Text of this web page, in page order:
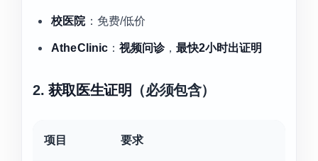
校医院：免费/低价
AtheClinic： 视频问诊， 最快2小时出证明
2. 获取医生证明 （必须包含）
项目 要求